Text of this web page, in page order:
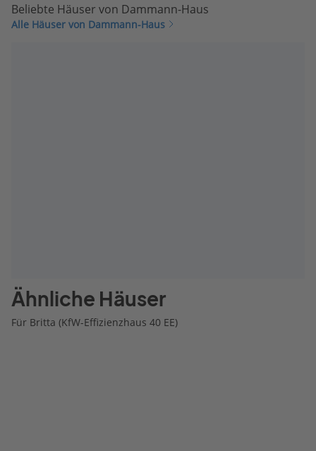
Beliebte Häuser von Dammann-Haus
Alle Häuser von Dammann-Haus
Ähnliche Häuser
Für Britta (KfW-Effizienzhaus 40 EE)